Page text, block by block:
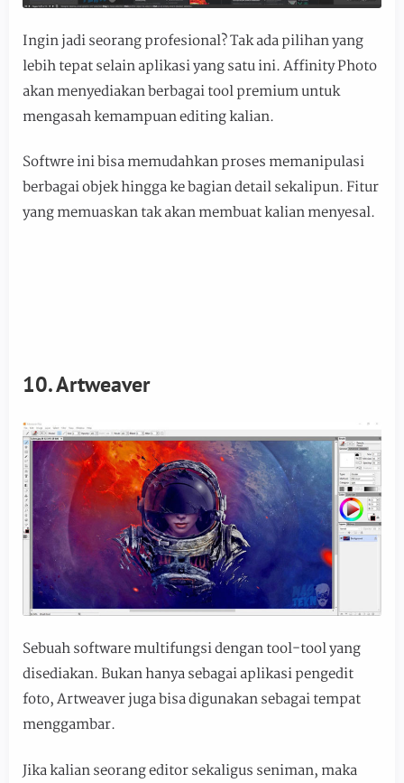
Ingin jadi seorang profesional? Tak ada pilihan yang
lebih tepat selain aplikasi yang satu ini. Affinity Photo
akan menyediakan berbagai tool premium untuk
mengasah kemampuan editing kalian.
Softwre ini bisa memudahkan proses memanipulasi
berbagai objek hingga ke bagian detail sekalipun. Fitur
yang memuaskan tak akan membuat kalian menyesal.
10. Artweaver
Sebuah software multifungsi dengan tool-tool yang
disediakan. Bukan hanya sebagai aplikasi pengedit
foto, Artweaver juga bisa digunakan sebagai tempat
menggambar.
Jika kalian seorang editor sekaligus seniman, maka